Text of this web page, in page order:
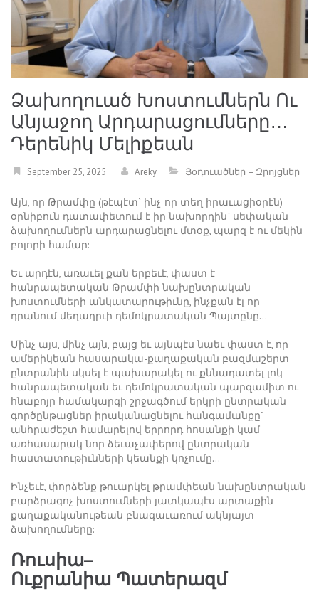
Ձախողուած Խոստումներն Ու
Անյաջող Արդարացումները…
Դերենիկ Մելիքեան
September 25, 2025 Areky Յօդուածներ – Զրոյցներ
Այն, որ Թրամփը (թէպէտ` ինչ-որ տեղ իրաւացիօրէն)
օրնիբուն դատափետում է իր նախորդին` սեփական
ձախողումներն արդարացնելու մտօք, պարզ է ու մեկին
բոլորի համար:
Եւ արդէն, առաւել քան երբեւէ, փաստ է
հանրապետական Թրամփի նախընտրական
խոստումների անկատարութիւնը, ինչքան էլ որ
դրանում մեղադրւի դեմոկրատական Պայտընը…
Մինչ այս, մինչ այն, բայց եւ այնպէս նաեւ փաստ է, որ
ամերիկեան հասարակա-քաղաքական բազմաշերտ
ընտրանին սկսել է պախարակել ու քննադատել լոկ
հանրապետական եւ դեմոկրատական պարզամիտ ու
հնաբոյր համակարգի շրջագծում երկրի ընտրական
գործընթացներ իրականացնելու հանգամանքը`
անհրաժեշտ համարելով երրորդ հոսանքի կամ
առհասարակ նոր ձեւաչափերով ընտրական
հաստատութիւնների կեանքի կոչումը…
Ինչեւէ, փորձենք թուարկել թրամփեան նախընտրական
բարձրագոչ խոստումների յատկապէս արտաքին
քաղաքականութեան բնագաւառում ակնյայտ
ձախողումները:
Ռուսիա–
Ուքրանիա Պատերազմ